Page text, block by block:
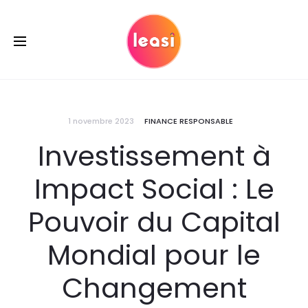
1 novembre 2023 FINANCE RESPONSABLE
Investissement à
Impact Social : Le
Pouvoir du Capital
Mondial pour le
Changement